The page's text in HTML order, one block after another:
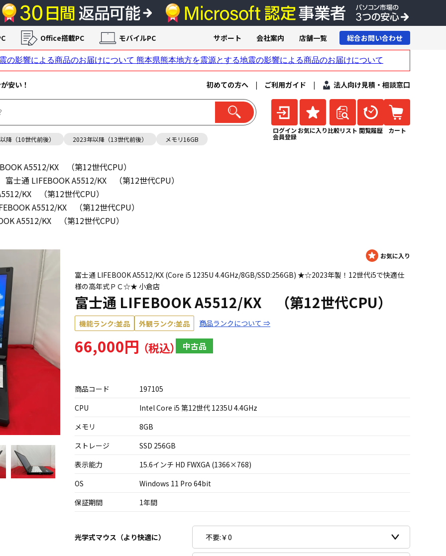
安い！ 初めての方へ | ご利用ガイド | 法人向け見積・相談窓口
降（10世代前後） 2023年以降（13世代前後） メモリ16GB
ログイン
会員登録
お気に入り 比較リスト 閲覧履歴 カート
Office搭載PC モバイルPC サポート 会社案内 店舗一覧 総合お問い合わせ
A5512/KX （第12世代CPU）
富士通 LIFEBOOK A5512/KX （第12世代CPU）
KX （第12世代CPU）
A5512/KX （第12世代CPU）
A5512/KX （第12世代CPU）
富士通 LIFEBOOK A5512/KX (Core i5 1235U 4.4GHz/8GB/SSD:256GB) ★☆2023年製！12世代i5で快適仕
様の高年式ＰＣ☆★ 小倉店
富士通 LIFEBOOK A5512/KX （第12世代CPU）
機能ランク:並品 外観ランク:並品 商品ランクについて ⇒
66,000円 中古品
商品コード
197105
CPU
Intel Core i5 第12世代 1235U 4.4GHz
メモリ
8GB
ストレージ
SSD 256GB
表示能力
15.6インチ HD FWXGA (1366×768)
OS
Windows 11 Pro 64bit
保証期間
1年間
光学式マウス（より快適に）